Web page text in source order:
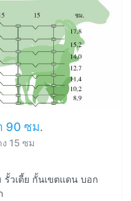
90 ซม.
15 ซม
วเตี้ย กั้นเขตแดน บอก